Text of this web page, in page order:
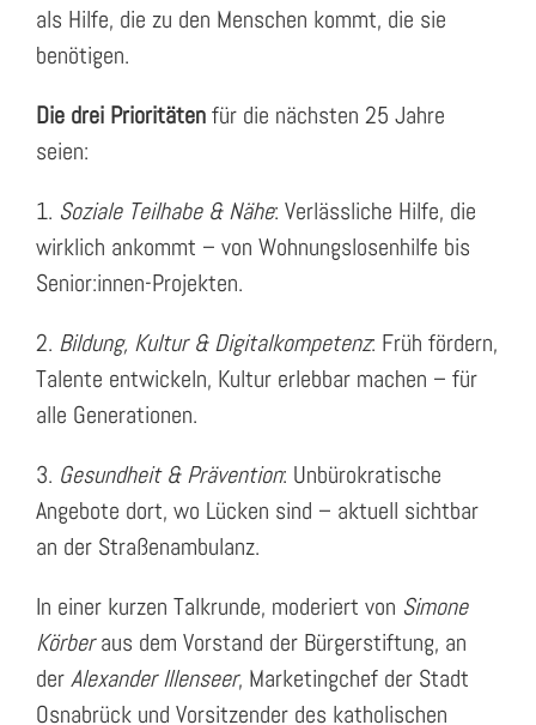
als Hilfe, die zu den Menschen kommt, die sie
benötigen.
Die drei Prioritätenfür die nächsten 25 Jahre
seien:
1. Soziale Teilhabe & Nähe: Verlässliche Hilfe, die
wirklich ankommt – von Wohnungslosenhilfe bis
Senior:innen-Projekten.
2. Bildung, Kultur & Digitalkompetenz: Früh fördern,
Talente entwickeln, Kultur erlebbar machen – für
alle Generationen.
3. Gesundheit & Prävention: Unbürokratische
Angebote dort, wo Lücken sind – aktuell sichtbar
an der Straßenambulanz.
In einer kurzen Talkrunde, moderiert von Simone
Körberaus dem Vorstand der Bürgerstiftung, an
derAlexander Illenseer, Marketingchef der Stadt
Osnabrück und Vorsitzender des katholischen